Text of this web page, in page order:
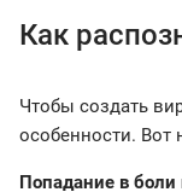
Как
Чтобы создать
особенности. Вот
Попадание в боли